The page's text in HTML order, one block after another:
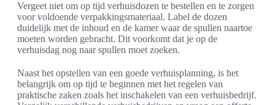
Vergeet niet om op tijd verhuisdozen te bestellen en te zorgen
voor voldoende verpakkingsmateriaal. Label de dozen
duidelijk met de inhoud en de kamer waar de spullen naartoe
moeten worden gebracht. Dit voorkomt dat je op de
verhuisdag nog naar spullen moet zoeken.
Naast het opstellen van een goede verhuisplanning, is het
belangrijk om op tijd te beginnen met het regelen van
praktische zaken zoals het inschakelen van een verhuisbedrijf.